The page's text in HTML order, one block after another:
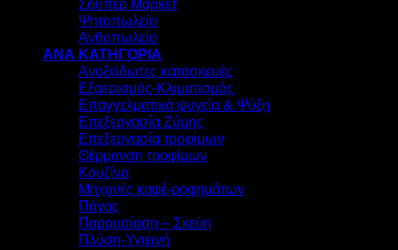
Ψητοπωλείο
Ανθοπωλείο
ΑΝΑ ΚΑΤΗΓΟΡΙΑ
Ανοξείδωτες κατασκευές
Εξαερισμός-Κλιματισμός
Επαγγελματικά ψυγεία & Ψύξη
Επεξεργασία Ζύμης
Επεξεργασία τροφίμων
Θέρμανση τροφίμων
Κουζίνα
Μηχανές καφέ-ροφημάτων
Πάγος
Παρουσίαση – Σκεύη
Πλύση-Υγιεινή